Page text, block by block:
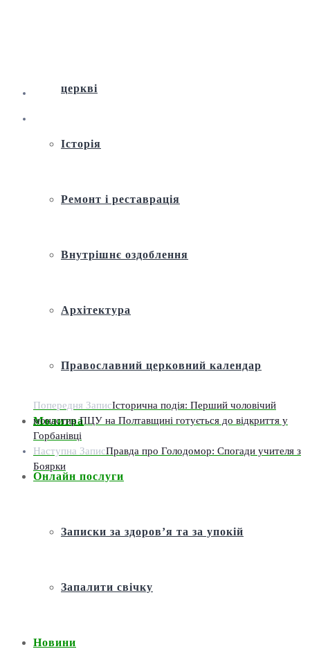
церкві
Історія
Ремонт і реставрація
Внутрішнє оздоблення
Архітектура
Православний церковний календар
Молитва
Онлайн послуги
Записки за здоров’я та за упокій
Запалити свічку
Новини
Попередня ЗаписІсторична подія: Перший чоловічий
монастир ПЦУ на Полтавщині готується до відкриття у
Горбанівці
Наступна ЗаписПравда про Голодомор: Спогади учителя з
Боярки